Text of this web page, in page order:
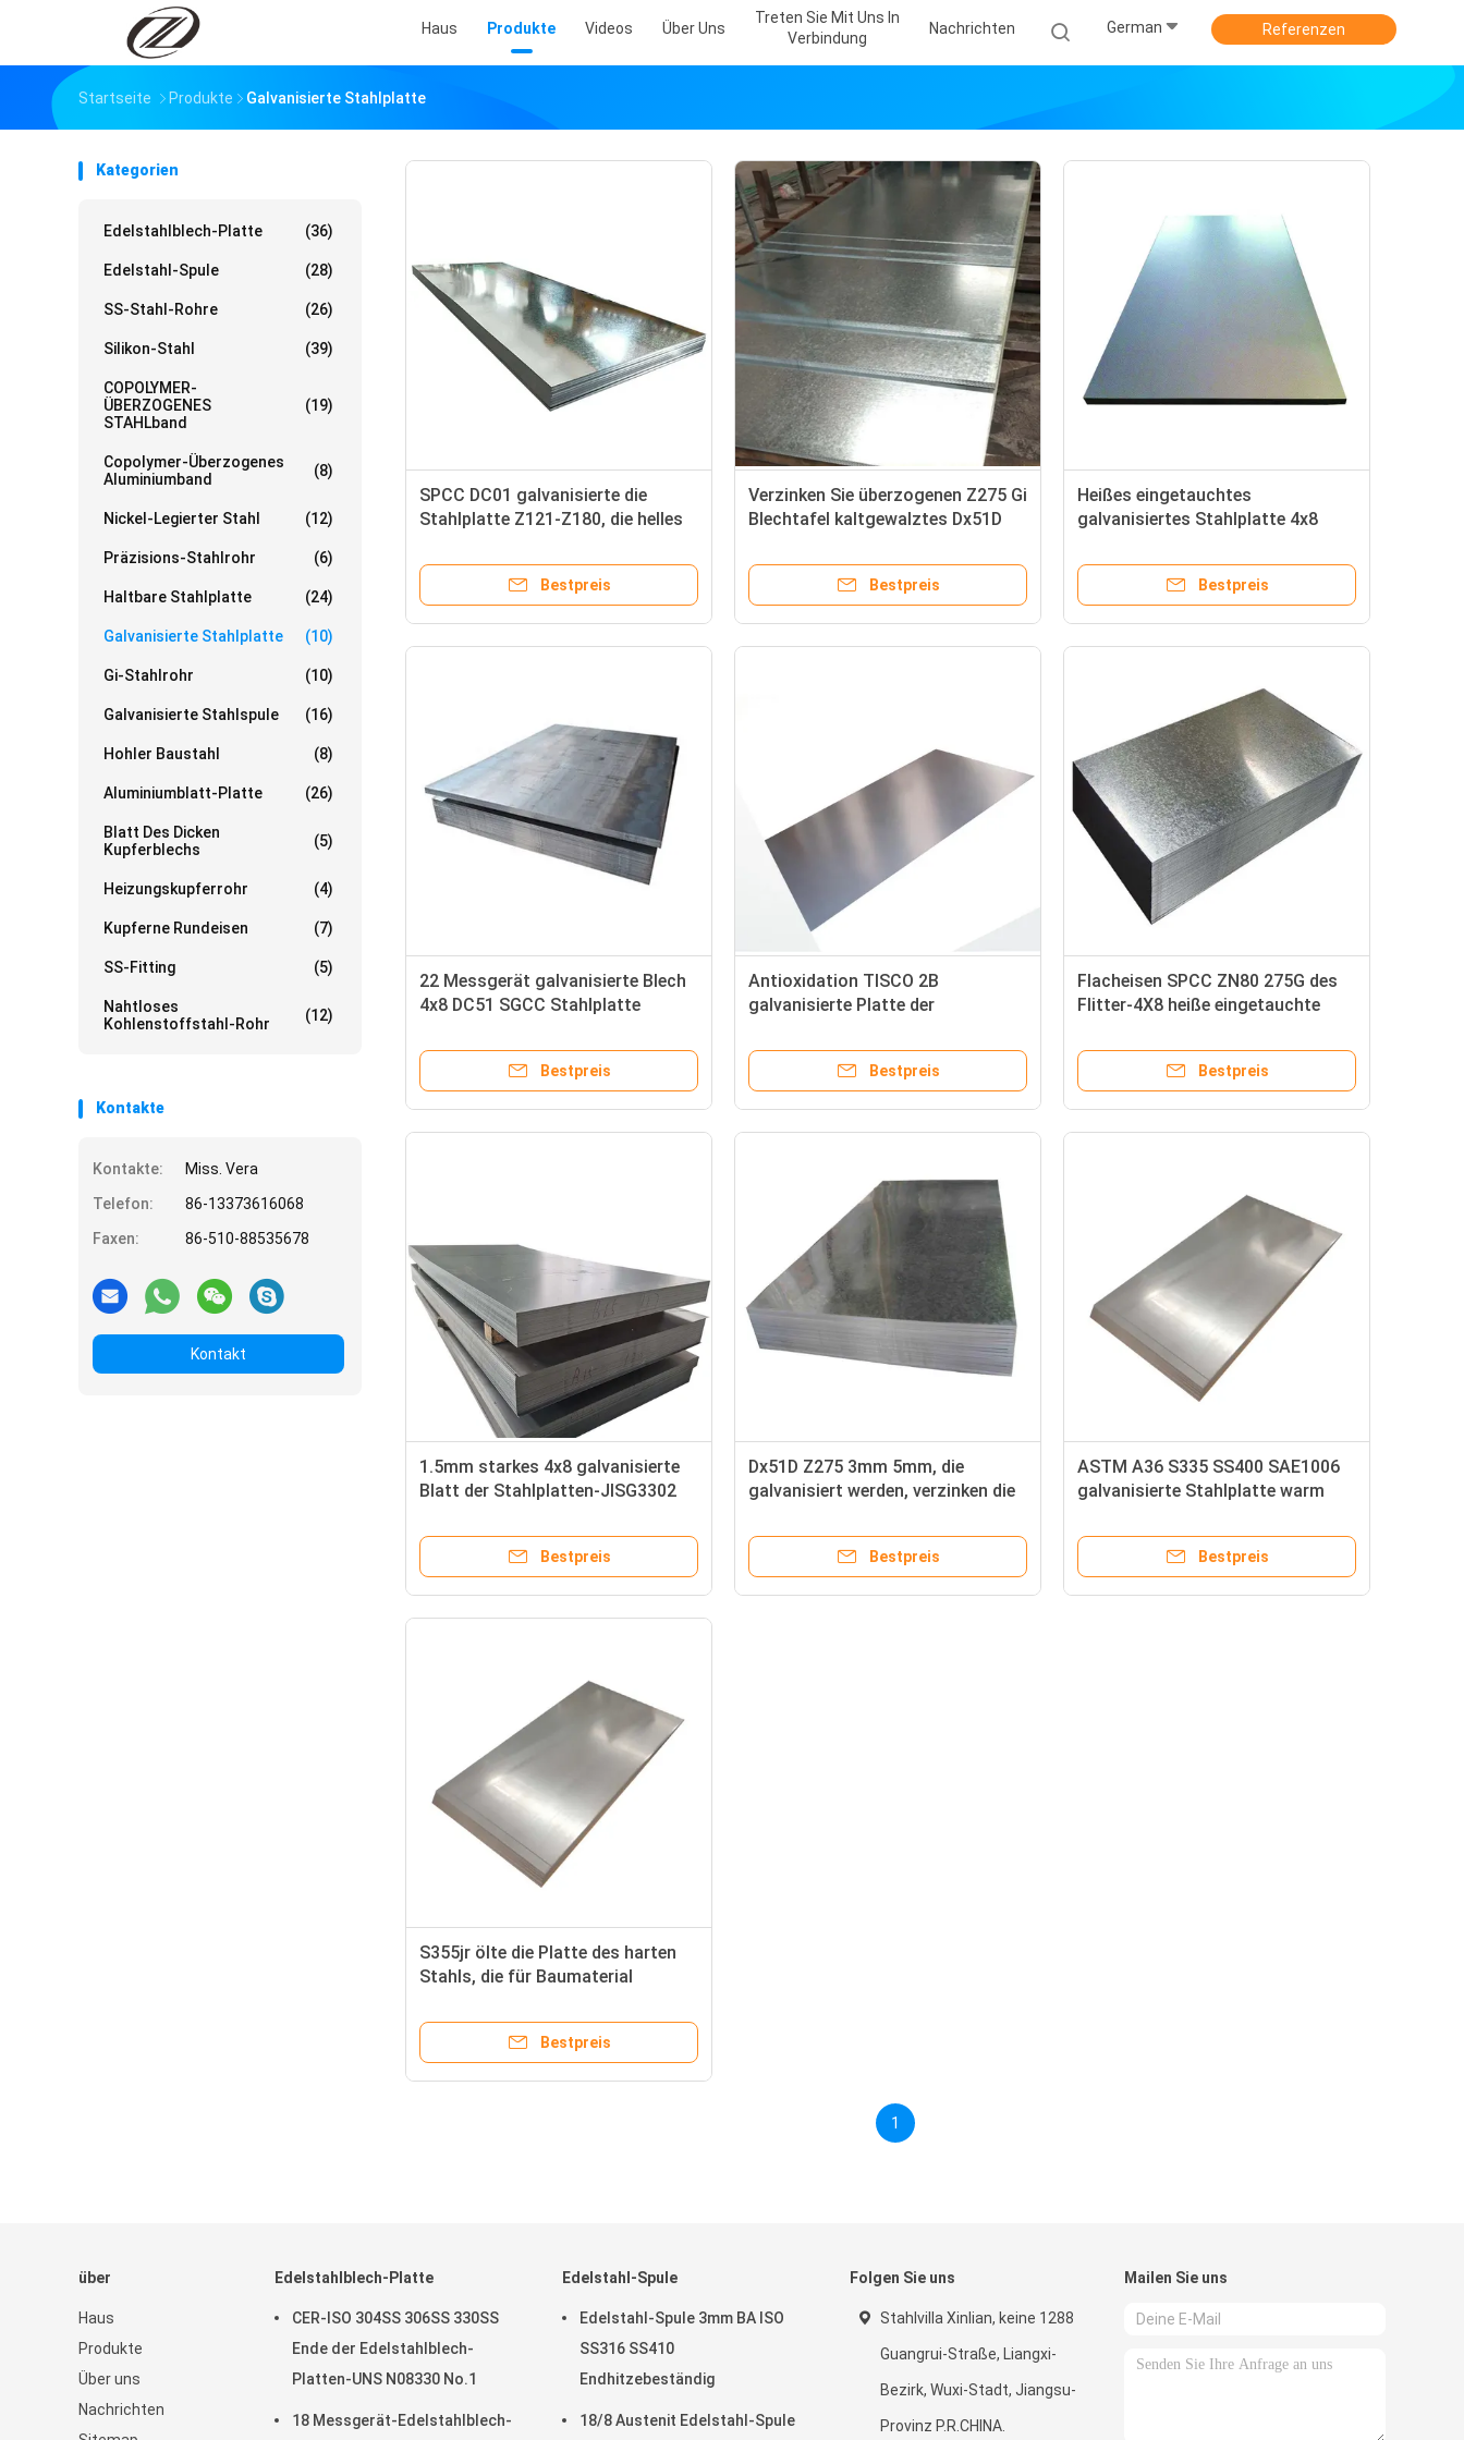
Haus Produkte Videos Über Uns
Treten Sie Mit Uns In
Verbindung
Nachrichten German Referenzen
Startseite Produkte Galvanisierte Stahlplatte
Kategorien
Edelstahlblech-Platte (36)
Edelstahl-Spule (28)
SS-Stahl-Rohre (26)
Silikon-Stahl (39)
COPOLYMER-
ÜBERZOGENES
STAHLband
(19)
Copolymer-Überzogenes
Aluminiumband
(8)
Nickel-Legierter Stahl (12)
Präzisions-Stahlrohr (6)
Haltbare Stahlplatte (24)
Galvanisierte Stahlplatte (10)
Gi-Stahlrohr (10)
Galvanisierte Stahlspule (16)
Hohler Baustahl (8)
Aluminiumblatt-Platte (26)
Blatt Des Dicken
Kupferblechs
(5)
Heizungskupferrohr (4)
Kupferne Rundeisen (7)
SS-Fitting (5)
Nahtloses
Kohlenstoffstahl-Rohr
(12)
Kontakte
Kontakte:
Miss. Vera
Telefon:
86-13373616068
Faxen:
86-510-88535678
Kontakt
SPCC DC01 galvanisierte die
Stahlplatte Z121-Z180, die helles
Bestpreis
Verzinken Sie überzogenen Z275 Gi
Blechtafel kaltgewalztes Dx51D
Bestpreis
Heißes eingetauchtes
galvanisiertes Stahlplatte 4x8
Bestpreis
22 Messgerät galvanisierte Blech
4x8 DC51 SGCC Stahlplatte
Bestpreis
Antioxidation TISCO 2B
galvanisierte Platte der
GR 70
Bestpreis
Flacheisen SPCC ZN80 275G des
Flitter-4X8 heiße eingetauchte
Blechdicke 24
Bestpreis
1.5mm starkes 4x8 galvanisierte
Blatt der Stahlplatten-JISG3302
Bestpreis
Dx51D Z275 3mm 5mm, die
galvanisiert werden, verzinken die
Blatt-Fingerabdruckes
Bestpreis
ASTM A36 S335 SS400 SAE1006
galvanisierte Stahlplatte warm
Bestpreis
S355jr ölte die Platte des harten
Stahls, die für Baumaterial
Bestpreis
1
über
Haus
Produkte
Über uns
Nachrichten
Edelstahlblech-Platte
CER-ISO 304SS 306SS 330SS
Ende der Edelstahlblech-
Platten-UNS N08330 No.1
18 Messgerät-Edelstahlblech-
Edelstahl-Spule
Edelstahl-Spule 3mm BA ISO
SS316 SS410
Endhitzebeständig
18/8 Austenit Edelstahl-Spule
Folgen Sie uns
Stahlvilla Xinlian, keine 1288
Guangrui-Straße, Liangxi-
Bezirk, Wuxi-Stadt, Jiangsu-
Provinz P.R.CHINA.
Mailen Sie uns